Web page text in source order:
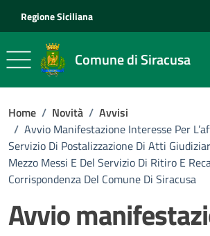
Regione Siciliana
Comune di Siracusa
Home / Novità / Avvisi
/ Avvio Manifestazione Interesse Per
Servizio Di Postalizzazione Di Atti
Mezzo Messi E Del Servizio Di Ritiro E
Corrispondenza Del Comune Di Siracusa
Avvio